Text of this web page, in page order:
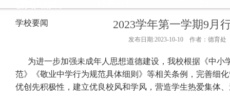
学校要闻 2023学年第一学期9月
发布日期:2023-10-10 作者：德育处
为进一步加强未成年人思想道德建设，我校根据《中小
范》《敬业中学行为规范具体细则》等相关条例，完善细
优创先积极性，建立优良校风和学风，营造学生热爱集体